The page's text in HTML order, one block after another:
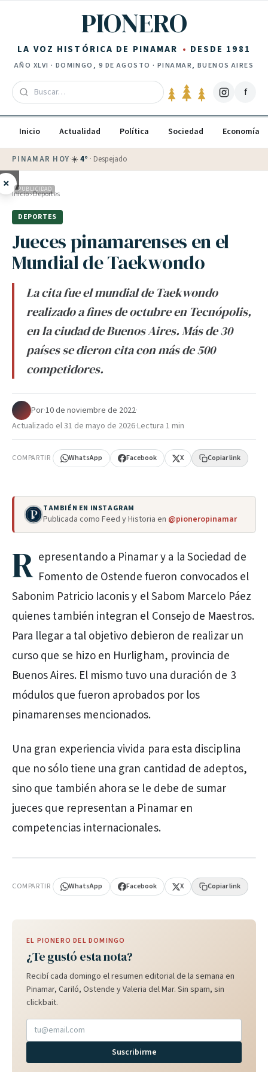
PIONERO
LA VOZ HISTÓRICA DE PINAMAR DESDE 1981
AÑO XLVI · DOMINGO, 9 DE AGOSTO · PINAMAR, BUENOS AIRES
f
Inicio Actualidad Política Sociedad Economía
PINAMAR HOY·💵 Dólar blue$1525
× PUBLICIDAD
Inicio›Deportes
DEPORTES
Jueces pinamarenses en el
Mundial de Taekwondo
La cita fue el mundial de Taekwondo
realizado a fines de octubre en Tecnópolis,
en la ciudad de Buenos Aires. Más de 30
países se dieron cita con más de 500
competidores.
Por·10 de noviembre de 2022·
Actualizado el31 de mayo de 2026·Lectura 1 min
COMPARTIR WhatsApp Facebook X Copiar link
TAMBIÉN EN INSTAGRAM
Publicada como Feed y Historia en @pioneropinamar
R epresentando a Pinamar y a la Sociedad de
Fomento de Ostende fueron convocados el
Sabonim Patricio Iaconis y el Sabom Marcelo Páez
quienes también integran el Consejo de Maestros.
Para llegar a tal objetivo debieron de realizar un
curso que se hizo en Hurligham, provincia de
Buenos Aires. El mismo tuvo una duración de 3
módulos que fueron aprobados por los
pinamarenses mencionados.
Una gran experiencia vivida para esta disciplina
que no sólo tiene una gran cantidad de adeptos,
sino que también ahora se le debe de sumar
jueces que representan a Pinamar en
competencias internacionales.
COMPARTIR WhatsApp Facebook X Copiar link
EL PIONERO DEL DOMINGO
¿Te gustó esta nota?
Recibí cada domingo el resumen editorial de la semana en
Pinamar, Cariló, Ostende y Valeria del Mar. Sin spam, sin
clickbait.
Suscribirme